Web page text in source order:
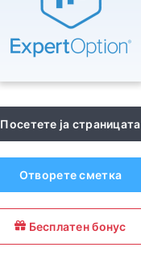
Посетете ја страницата
Отворете сметка
Бесплатен бонус